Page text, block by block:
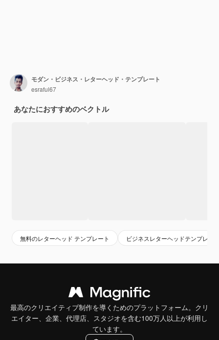
モダン・ビジネス・レターヘッド・テンプレート
esraful67
あなたにおすすめのベクトル
無料のレターヘッド テンプレート ビジネスレターヘッドテンプレー
最高のクリエイティブ制作を導くためのプラットフォーム。クリ
エイター、企業、代理店、スタジオを含む100万人以上が利用し
ています。